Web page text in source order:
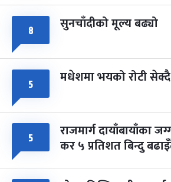
८ सुनचाँदीको मूल्य बढ्यो
५ मधेशमा भयको रोटी
५ राजमार्ग दायाँबायाँका
कर ५ प्रतिशत बिन्दु